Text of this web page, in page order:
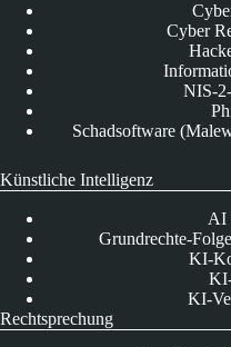
Cyber
NIS-
Schadsoftware
Künstliche Intelligenz
AI
Grundrechte-
KI-
KI-
Rechtsprechung